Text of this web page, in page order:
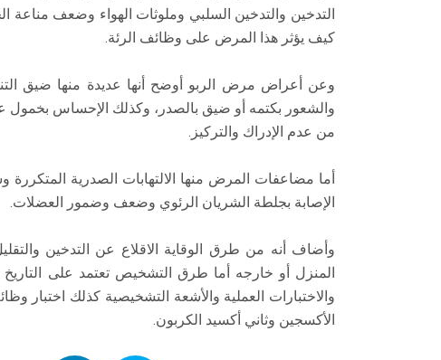
كيف يؤثر هذا المرض على وظائف الرئة.
وعن أعراض مرض الربو أوضح أنها عديدة منها ضيق
والشعور بكتمه أو ضيق بالصدر، وكذلك الإحساس بخمول
من عدم الإدراك والتركيز.
أما مضاعفات المرض منها الالتهابات الصدرية
الإصابة بجلطة الشريان الرئوي وضعف وضمور العضلات.
وأضاف أنه من طرق الوقاية الاقلاع عن التدخين
المنزل أو خارجه أما طرق التشخيص تعتمد على
والاختبارات العملية والأشعة التشخيصية كذلك اختبار
الأكسجين وثاني أكسيد الكربون.